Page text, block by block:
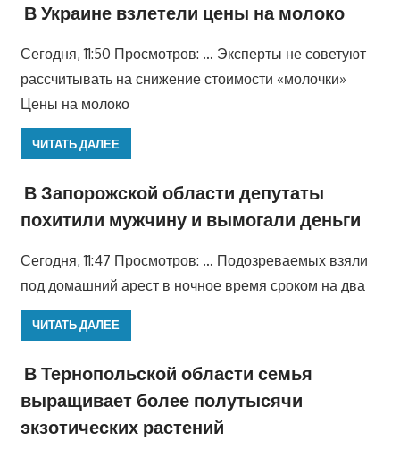
В Украине взлетели цены на молоко
Сегодня, 11:50 Просмотров: … Эксперты не советуют
рассчитывать на снижение стоимости «молочки»
Цены на молоко
ЧИТАТЬ ДАЛЕЕ
В Запорожской области депутаты
похитили мужчину и вымогали деньги
Сегодня, 11:47 Просмотров: … Подозреваемых взяли
под домашний арест в ночное время сроком на два
ЧИТАТЬ ДАЛЕЕ
В Тернопольской области семья
выращивает более полутысячи
экзотических растений